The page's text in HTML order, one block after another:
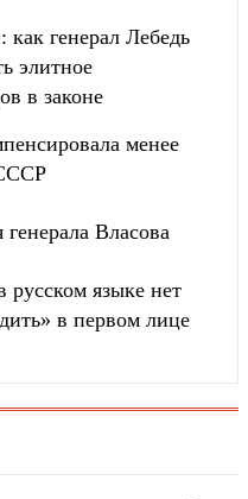
как генерал Лебедь
элитное
в законе
менее
Власова
языке нет
в первом лице